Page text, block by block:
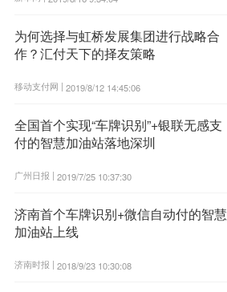
为何选择与虹桥发展集团进行战略合
作？汇付天下的择友策略
移动支付网 | 2019/8/12 14:45:06
全国首个实现“车牌识别”+银联无感支
付的智慧加油站落地深圳
广州日报 | 2019/7/25 10:37:30
济南首个车牌识别+微信自动付的智慧
加油站上线
济南时报 | 2018/9/23 10:30:08